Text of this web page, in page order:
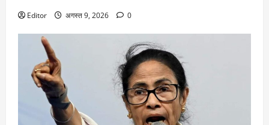
Editor अगस्त 9, 2026 0